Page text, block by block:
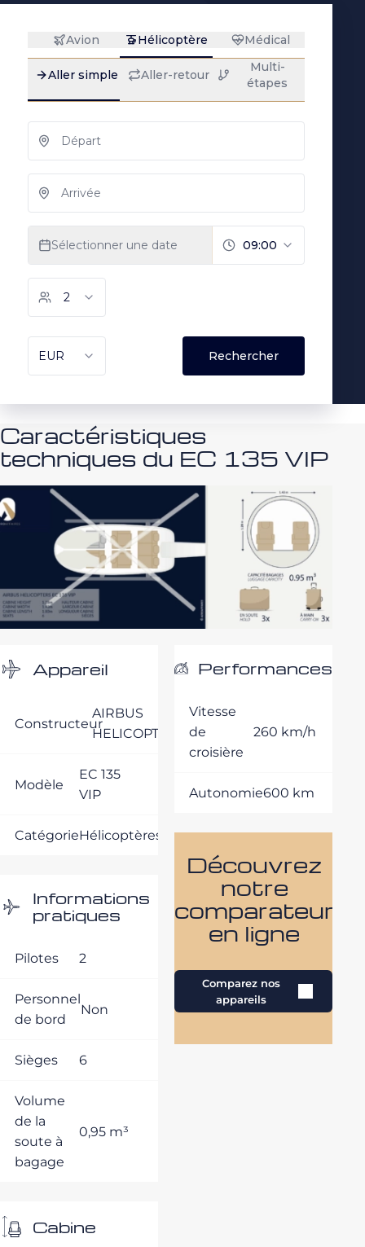
Caractéristiques
techniques du EC 135 VIP
Appareil
Constructeur
AIRBUS
HELICOPTERE
Modèle
EC 135
VIP
CatégorieHélicoptères
Informations
pratiques
Pilotes 2
Personnel
de bord
Non
Sièges 6
Volume
de la
soute à
bagage
0,95 m³
Cabine
Performances
Vitesse
de
croisière
260 km/h
Autonomie600 km
Découvrez
notre
comparateur
en ligne
Comparez nos
appareils